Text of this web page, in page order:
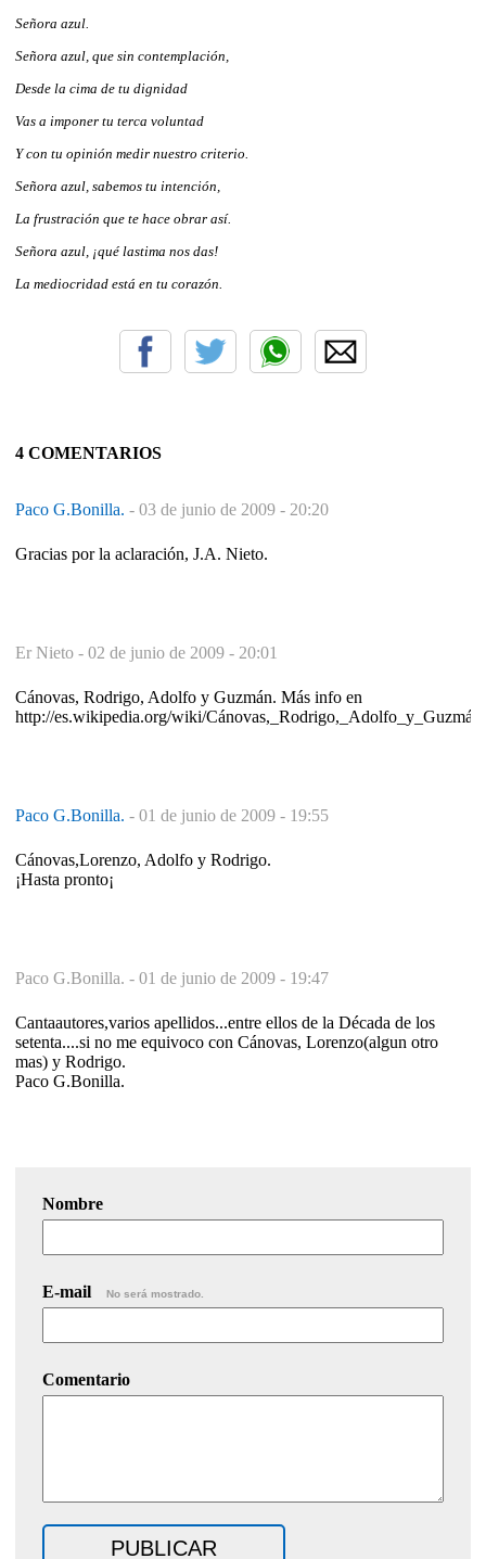
Señora azul.
Señora azul, que sin contemplación,
Desde la cima de tu dignidad
Vas a imponer tu terca voluntad
Y con tu opinión medir nuestro criterio.
Señora azul, sabemos tu intención,
La frustración que te hace obrar así.
Señora azul, ¡qué lastima nos das!
La mediocridad está en tu corazón.
4 COMENTARIOS
Paco G.Bonilla. - 03 de junio de 2009 - 20:20
Gracias por la aclaración, J.A. Nieto.
Er Nieto - 02 de junio de 2009 - 20:01
Cánovas, Rodrigo, Adolfo y Guzmán. Más info en
http://es.wikipedia.org/wiki/Cánovas,_Rodrigo,_Adolfo_y_Guzmán
Paco G.Bonilla. - 01 de junio de 2009 - 19:55
Cánovas,Lorenzo, Adolfo y Rodrigo.
¡Hasta pronto¡
Paco G.Bonilla. - 01 de junio de 2009 - 19:47
Cantaautores,varios apellidos...entre ellos de la Década de los
setenta....si no me equivoco con Cánovas, Lorenzo(algun otro
mas) y Rodrigo.
Paco G.Bonilla.
Nombre
E-mail No será mostrado.
Comentario